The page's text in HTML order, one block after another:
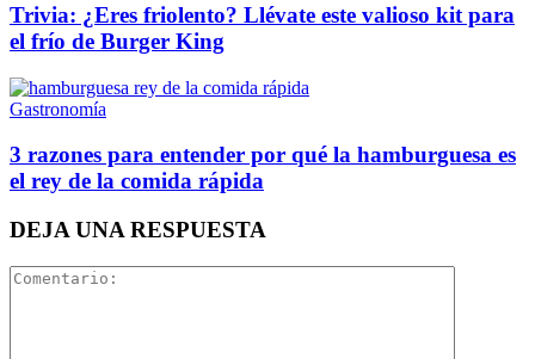
Trivia: ¿Eres friolento? Llévate este valioso kit para
el frío de Burger King
Gastronomía
3 razones para entender por qué la hamburguesa es
el rey de la comida rápida
DEJA UNA RESPUESTA